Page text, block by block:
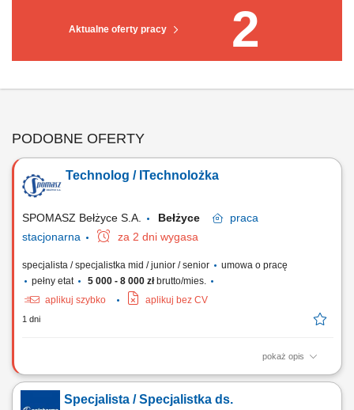
Aktualne oferty pracy 2
PODOBNE OFERTY
Technolog / ITechnolożka
SPOMASZ Bełżyce S.A. Bełżyce
praca
stacjonarna
za 2 dni wygasa
specjalista / specjalistka mid / junior / senior
umowa o pracę
pełny etat
5 000 - 8 000 złbrutto/mies.
aplikuj szybko
aplikuj bez CV
1 dni
pokaż opis
Zadania: Opracowywanie i prowadzenie dokumentacji technologicznej
oraz produkcyjnej; Wyliczanie i optymalizacja norm zużycia surowców
oraz materiałów produkcyjnych; Sprawowanie nadzoru nad
Specjalista / Specjalistka ds.